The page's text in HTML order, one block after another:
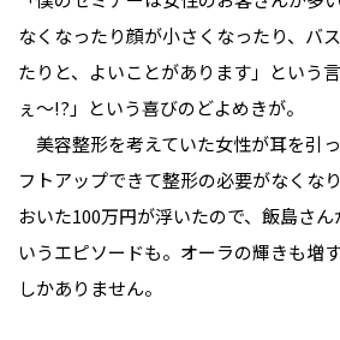
なくなったり顔が小さくなったり、バ
たりと、よいことがあります」という
ぇ〜!?」という喜びのどよめきが。
美容整形を考えていた女性が耳を引
フトアップできて整形の必要がなくな
おいた100万円が浮いたので、飯島さ
いうエピソードも。オーラの輝きも増
しかありません。